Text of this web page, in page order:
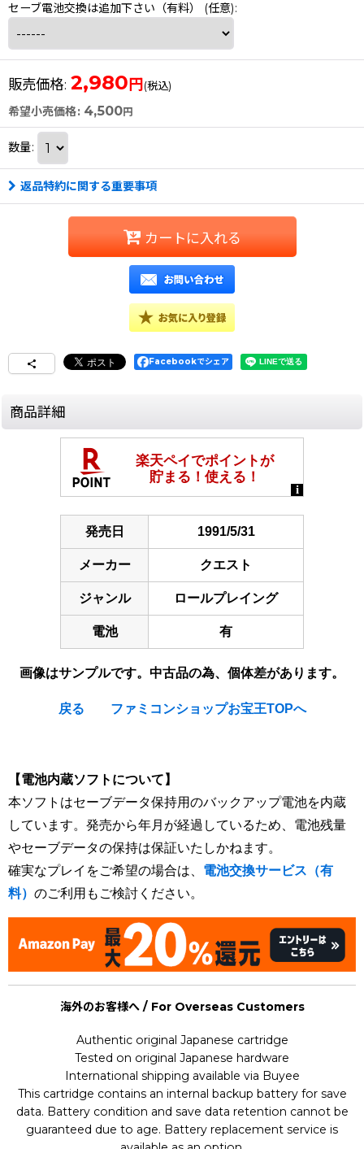
セーブ電池交換は追加下さい（有料） (任意):
販売価格: 2,980円(税込)
希望小売価格: 4,500円
数量:
返品特約に関する重要事項
カートに入れる
Facebookでシェア
商品詳細
発売日 1991/5/31
メーカー クエスト
ジャンル ロールプレイング
電池 有
画像はサンプルです。中古品の為、個体差があります。
戻る ファミコンショップお宝王TOPへ
【電池内蔵ソフトについて】
本ソフトはセーブデータ保持用のバックアップ電池を内蔵
しています。発売から年月が経過しているため、電池残量
やセーブデータの保持は保証いたしかねます。
確実なプレイをご希望の場合は、 電池交換サービス（有
料） のご利用もご検討ください。
海外のお客様へ / For Overseas Customers
Authentic original Japanese cartridge
Tested on original Japanese hardware
International shipping available via Buyee
This cartridge contains an internal backup battery for save
data. Battery condition and save data retention cannot be
guaranteed due to age. Battery replacement service is